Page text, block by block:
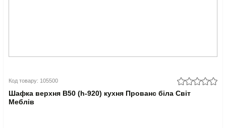
Код товару: 105500
Шафка верхня В50 (h-920) кухня Прованс біла Світ
Меблів